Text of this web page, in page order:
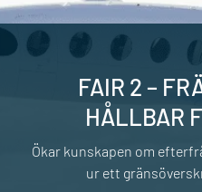
FAIR 2 –
HÅLLBAR
Ökar kunskapen om
ur ett